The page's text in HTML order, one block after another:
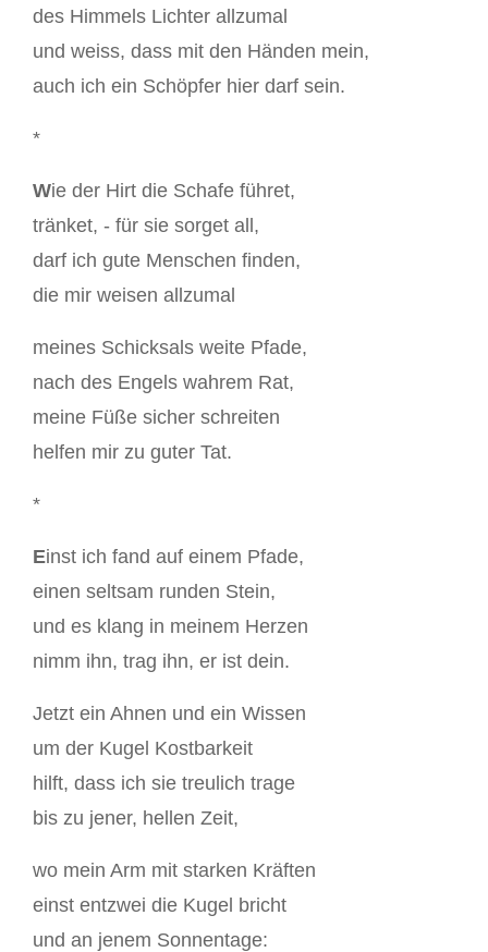
des Himmels Lichter allzumal
und weiss, dass mit den Händen mein,
auch ich ein Schöpfer hier darf sein.
*
Wie der Hirt die Schafe führet,
tränket, - für sie sorget all,
darf ich gute Menschen finden,
die mir weisen allzumal
meines Schicksals weite Pfade,
nach des Engels wahrem Rat,
meine Füße sicher schreiten
helfen mir zu guter Tat.
*
Einst ich fand auf einem Pfade,
einen seltsam runden Stein,
und es klang in meinem Herzen
nimm ihn, trag ihn, er ist dein.
Jetzt ein Ahnen und ein Wissen
um der Kugel Kostbarkeit
hilft, dass ich sie treulich trage
bis zu jener, hellen Zeit,
wo mein Arm mit starken Kräften
einst entzwei die Kugel bricht
und an jenem Sonnentage: